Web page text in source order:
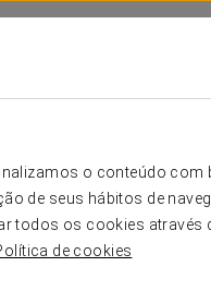
o conteúdo com
de seus hábitos de
todos os cookies através
de cookies
Esta
viajar a dois